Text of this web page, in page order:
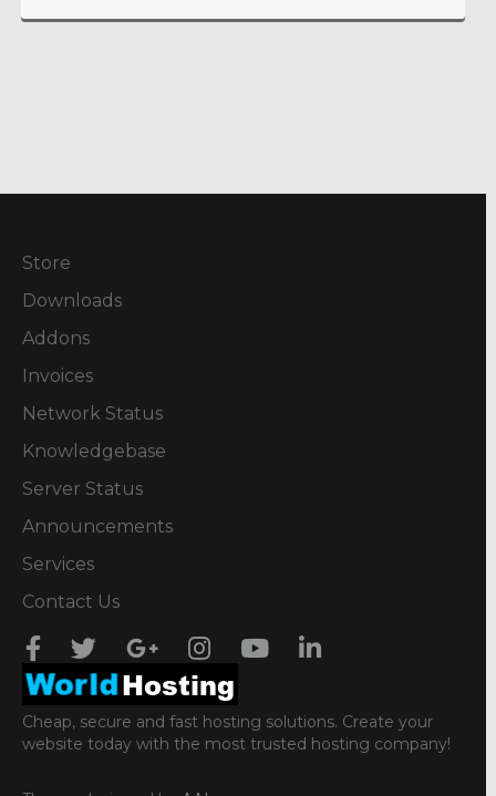
Store
Downloads
Addons
Invoices
Network Status
Knowledgebase
Server Status
Announcements
Services
Contact Us
Cheap, secure and fast hosting solutions. Create your
website today with the most trusted hosting company!